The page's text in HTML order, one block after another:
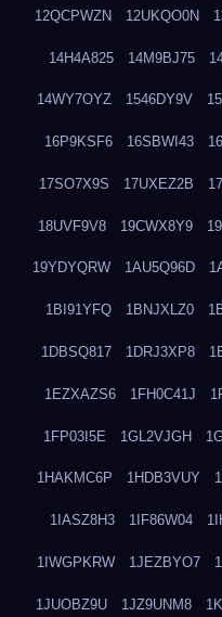
12QCPWZN 12UKQO0N
14H4A825 14M9BJ75
14WY7OYZ 1546DY9V
16P9KSF6 16SBWI43
17SO7X9S 17UXEZ2B
18UVF9V8 19CWX8Y9
19YDYQRW 1AU5Q96D
1BI91YFQ 1BNJXLZ0
1DBSQ817 1DRJ3XP8
1EZXAZS6 1FH0C41J
1FP03I5E 1GL2VJGH
1HAKMC6P 1HDB3VUY
1IASZ8H3 1IF86W04
1IWGPKRW 1JEZBYO7
1JUOBZ9U 1JZ9UNM8